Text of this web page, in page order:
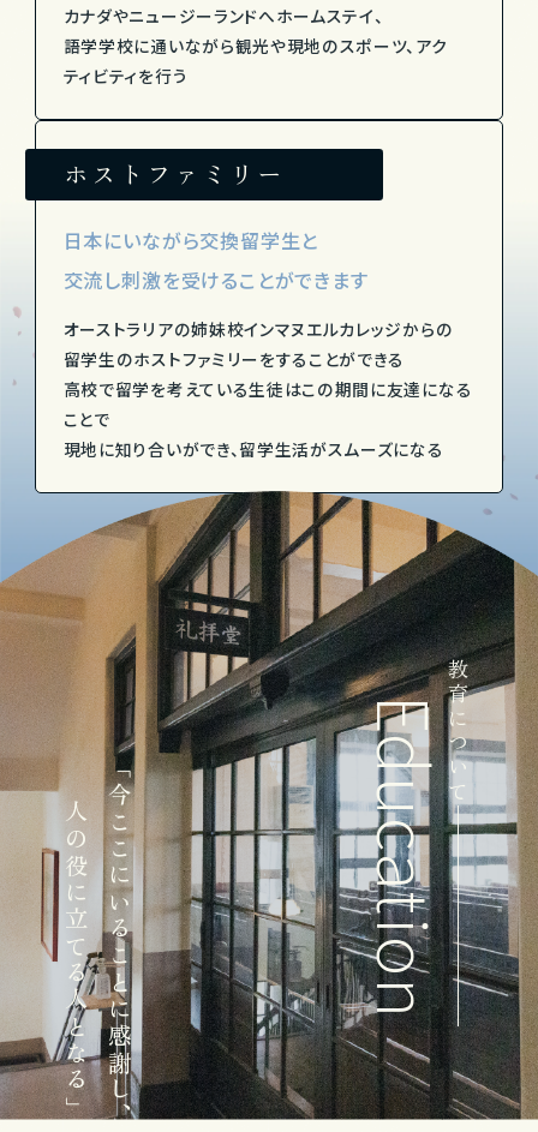
カナダやニュージーランドへホームステイ、
語学学校に通いながら観光や現地のスポーツ、アク
ティビティを行う
ホストファミリー
日本にいながら交換留学生と
交流し刺激を受けることができます
オーストラリアの姉妹校インマヌエルカレッジからの
留学生のホストファミリーをすることができる
高校で留学を考えている生徒はこの期間に友達になる
ことで
現地に知り合いができ、留学生活がスムーズになる
教育について
Education
「今ここにいることに感謝し、
人の役に立てる人となる」